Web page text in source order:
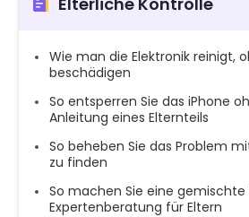
Wie man die Elektronik reinigt,
beschädigen
So entsperren Sie das iPhone
Anleitung eines Elternteils
So beheben Sie das Problem
zu finden
So machen Sie eine gemischte
Expertenberatung für Eltern